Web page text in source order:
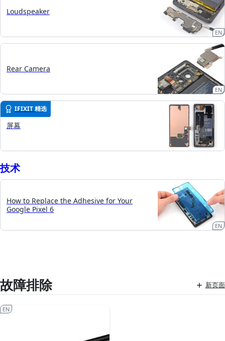
Loudspeaker
EN
Rear Camera
EN
IFIXIT 精选
屏幕
技术
How to Replace the Adhesive for Your
Google Pixel 6
EN
故障排除 新页面
EN